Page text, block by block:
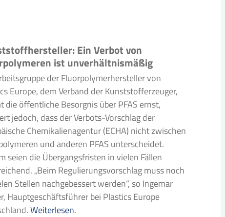
Ein Verbot von
ist unverhältnismäßig
der Fluorpolymerhersteller von
Europe, dem Verband der Kunststofferzeuger,
die öffentliche Besorgnis über PFAS ernst,
jedoch, dass der Verbots-Vorschlag der
Chemikalienagentur (ECHA) nicht zwischen
und anderen PFAS unterscheidet.
seien die Übergangsfristen in vielen Fällen
„Beim Regulierungsvorschlag muss noch
Stellen nachgebessert werden“, so Ingemar
Hauptgeschäftsführer bei Plastics Europe
Weiterlesen.